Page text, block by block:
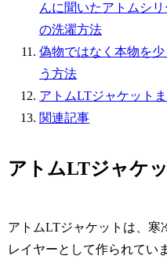
んに聞いたアトムシリ
の洗濯方法
偽物ではなく本物を
う方法
アトムLTジャケット
関連記事
アトムLTジャケ
アトムLTジャケットは、寒
レイヤーとして作られてい